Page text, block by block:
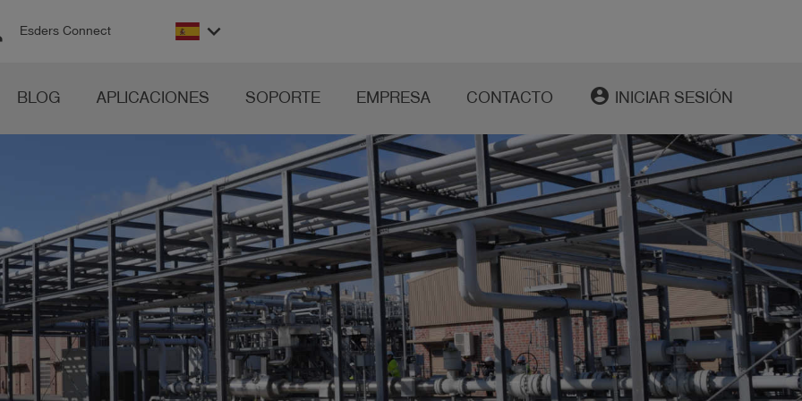
Esders Connect keyboard_arrow_down
BLOG APLICACIONES SOPORTE EMPRESA CONTACTO account_circle INICIAR SESIÓN